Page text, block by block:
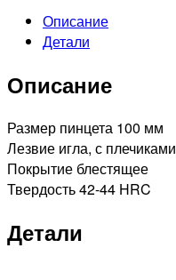
АТ866
Пинцет
наращивания
Описание
Детали
Описание
Размер пинцета 100 мм
Лезвие игла, с плечиками
Покрытие блестящее
Твердость 42-44 HRC
Детали